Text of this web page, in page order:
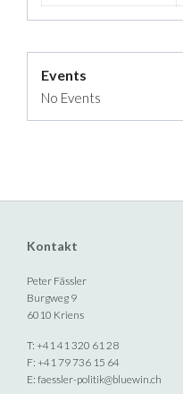
Events
No Events
Kontakt
Peter Fässler
Burgweg 9
6010 Kriens
T: +41 41 320 61 28
F: +41 79 736 15 64
E: faessler-politik@bluewin.ch